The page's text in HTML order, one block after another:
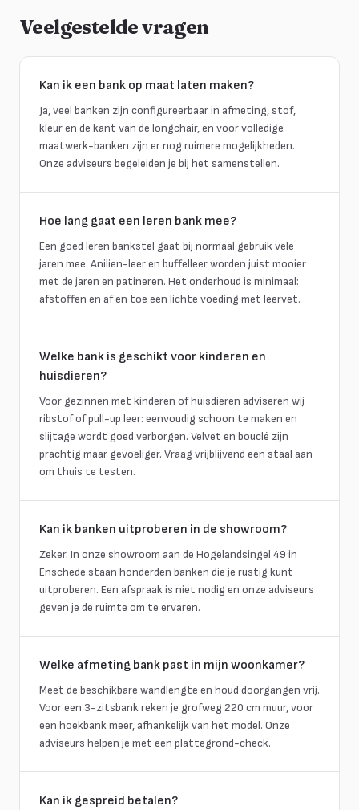
Veelgestelde vragen
Kan ik een bank op maat laten maken?
Ja, veel banken zijn configureerbaar in afmeting, stof,
kleur en de kant van de longchair, en voor volledige
maatwerk-banken zijn er nog ruimere mogelijkheden.
Onze adviseurs begeleiden je bij het samenstellen.
Hoe lang gaat een leren bank mee?
Een goed leren bankstel gaat bij normaal gebruik vele
jaren mee. Anilien-leer en buffelleer worden juist mooier
met de jaren en patineren. Het onderhoud is minimaal:
afstoffen en af en toe een lichte voeding met leervet.
Welke bank is geschikt voor kinderen en
huisdieren?
Voor gezinnen met kinderen of huisdieren adviseren wij
ribstof of pull-up leer: eenvoudig schoon te maken en
slijtage wordt goed verborgen. Velvet en bouclé zijn
prachtig maar gevoeliger. Vraag vrijblijvend een staal aan
om thuis te testen.
Kan ik banken uitproberen in de showroom?
Zeker. In onze showroom aan de Hogelandsingel 49 in
Enschede staan honderden banken die je rustig kunt
uitproberen. Een afspraak is niet nodig en onze adviseurs
geven je de ruimte om te ervaren.
Welke afmeting bank past in mijn woonkamer?
Meet de beschikbare wandlengte en houd doorgangen vrij.
Voor een 3-zitsbank reken je grofweg 220 cm muur, voor
een hoekbank meer, afhankelijk van het model. Onze
adviseurs helpen je met een plattegrond-check.
Kan ik gespreid betalen?